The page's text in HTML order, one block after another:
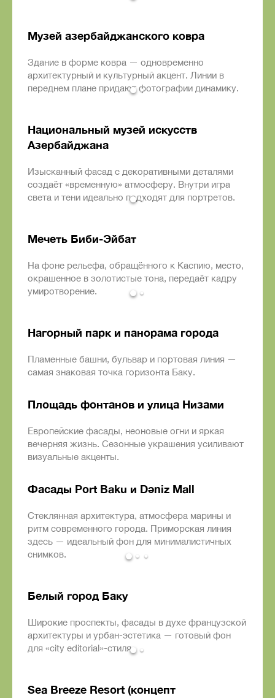
Музей азербайджанского ковра
Здание в форме ковра — одновременно
архитектурный и культурный акцент. Линии в
переднем плане придают фотографии динамику.
Национальный музей искусств
Азербайджана
Изысканный фасад с декоративными деталями
создаёт «временную» атмосферу. Внутри игра
света и тени идеально подходят для портретов.
Мечеть Биби-Эйбат
На фоне рельефа, обращённого к Каспию, место,
окрашенное в золотистые тона, передаёт кадру
умиротворение.
Нагорный парк и панорама города
Пламенные башни, бульвар и портовая линия —
самая знаковая точка горизонта Баку.
Площадь фонтанов и улица Низами
Европейские фасады, неоновые огни и яркая
вечерняя жизнь. Сезонные украшения усиливают
визуальные акценты.
Фасады Port Baku и Dəniz Mall
Стеклянная архитектура, атмосфера марины и
ритм современного города. Приморская линия
здесь — идеальный фон для минималистичных
снимков.
Белый город Баку
Широкие проспекты, фасады в духе французской
архитектуры и урбан-эстетика — готовый фон
для «city editorial»-стиля.
Sea Breeze Resort (концепт